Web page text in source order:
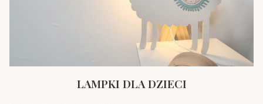
LAMPKI DLA DZIECI